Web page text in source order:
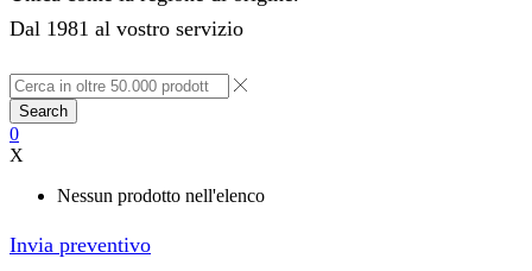
Dal 1981 al vostro servizio
Search
0
X
Nessun prodotto nell'elenco
Invia preventivo